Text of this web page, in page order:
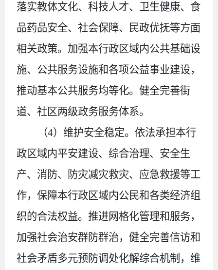
落实教体文化、科技人才、卫生健康、食
品药品安全、社会保障、民政优抚等方面
相关政策。加强本行政区域内公共基础设
施、公共服务设施和各项公益事业建设，
推动基本公共服务均等化。健全完善街
道、社区两级政务服务体系。
（4） 维护安全稳定。依法承担本行
政区域内平安建设、综合治理、安全生
产、消防、防灾减灾救灾、应急救援等工
作，保障本行政区域内公民和各类经济组
织的合法权益。推进网格化管理和服务，
加强社会治安群防群治，健全完善信访和
社会矛盾多元预防调处化解综合机制，维